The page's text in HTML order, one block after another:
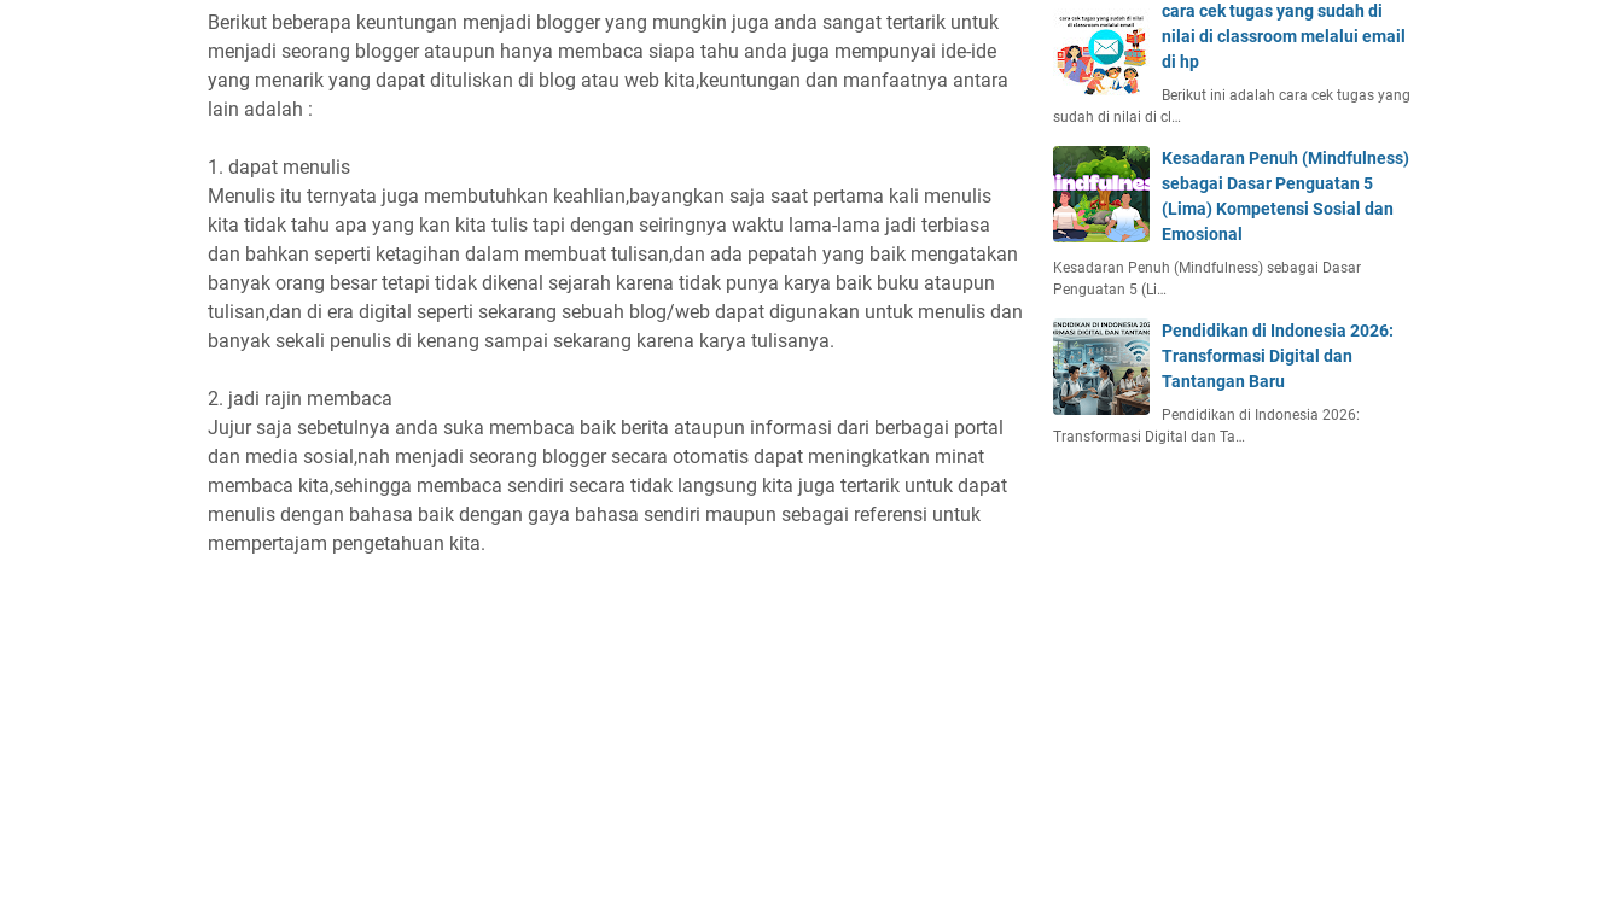
Berikut beberapa keuntungan menjadi blogger yang mungkin juga anda sangat tertarik untuk
menjadi seorang blogger ataupun hanya membaca siapa tahu anda juga mempunyai ide-ide
yang menarik yang dapat dituliskan di blog atau web kita,keuntungan dan manfaatnya antara
lain adalah :
1. dapat menulis
Menulis itu ternyata juga membutuhkan keahlian,bayangkan saja saat pertama kali menulis
kita tidak tahu apa yang kan kita tulis tapi dengan seiringnya waktu lama-lama jadi terbiasa
dan bahkan seperti ketagihan dalam membuat tulisan,dan ada pepatah yang baik mengatakan
banyak orang besar tetapi tidak dikenal sejarah karena tidak punya karya baik buku ataupun
tulisan,dan di era digital seperti sekarang sebuah blog/web dapat digunakan untuk menulis dan
banyak sekali penulis di kenang sampai sekarang karena karya tulisanya.
2. jadi rajin membaca
Jujur saja sebetulnya anda suka membaca baik berita ataupun informasi dari berbagai portal
dan media sosial,nah menjadi seorang blogger secara otomatis dapat meningkatkan minat
membaca kita,sehingga membaca sendiri secara tidak langsung kita juga tertarik untuk dapat
menulis dengan bahasa baik dengan gaya bahasa sendiri maupun sebagai referensi untuk
mempertajam pengetahuan kita.
cara cek tugas yang sudah di
nilai di classroom melalui email
di hp
Berikut ini adalah cara cek tugas yang
sudah di nilai di cl…
Kesadaran Penuh (Mindfulness)
sebagai Dasar Penguatan 5
(Lima) Kompetensi Sosial dan
Emosional
Kesadaran Penuh (Mindfulness) sebagai Dasar
Penguatan 5 (Li…
Pendidikan di Indonesia 2026:
Transformasi Digital dan
Tantangan Baru
Pendidikan di Indonesia 2026:
Transformasi Digital dan Ta…